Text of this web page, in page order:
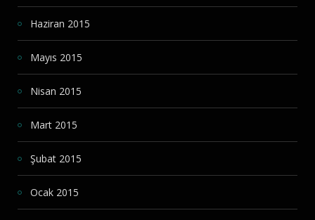
Haziran 2015
Mayıs 2015
Nisan 2015
Mart 2015
Şubat 2015
Ocak 2015